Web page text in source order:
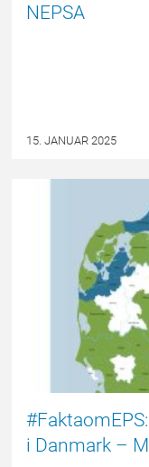
NEPSA
15. JANUAR 2025
i Danmark –